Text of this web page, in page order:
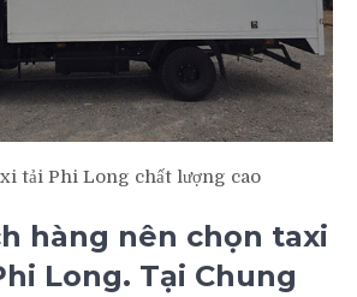
tải Phi Long chất lượng cao
hàng nên chọn taxi
Long. Tại Chung